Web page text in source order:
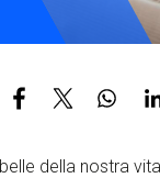
della nostra